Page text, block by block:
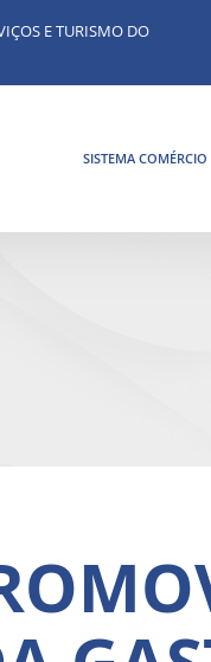
E TURISMO DO
SISTEMA COMÉRCIO